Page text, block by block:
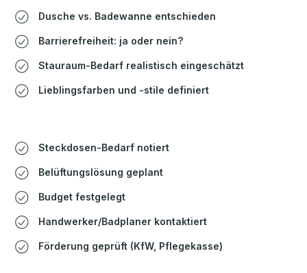
Dusche vs. Badewanne entschieden
Barrierefreiheit: ja oder nein?
Stauraum-Bedarf realistisch eingeschätzt
Lieblingsfarben und -stile definiert
Steckdosen-Bedarf notiert
Belüftungslösung geplant
Budget festgelegt
Handwerker/Badplaner kontaktiert
Förderung geprüft (KfW, Pflegekasse)